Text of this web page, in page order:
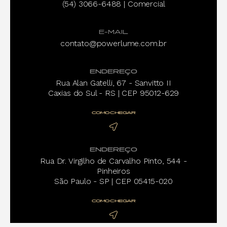
(54) 3066-6488 | Comercial
ENDEREÇO
Rua Alan Gatelli, 67 - Sanvitto II
Caxias do Sul - RS | CEP 95012-629
COMO CHEGAR
ENDEREÇO
Rua Dr. Virgilho de Carvalho Pinto, 544 -
Pinheiros
São Paulo - SP | CEP 05415-020
COMO CHEGAR
E-MAIL
contato@powerlume.com.br